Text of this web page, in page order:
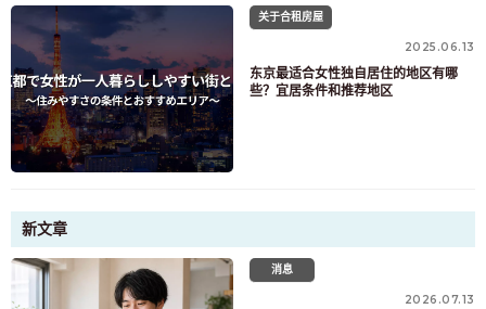
关于合租房屋
2025.06.13
东京最适合女性独自居住的地区有哪
些？宜居条件和推荐地区
新文章
消息
2026.07.13